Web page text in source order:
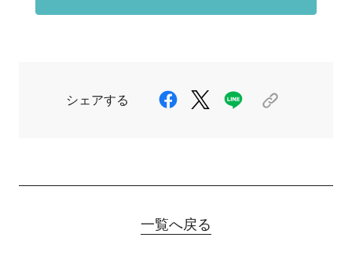
シェアする
一覧へ戻る